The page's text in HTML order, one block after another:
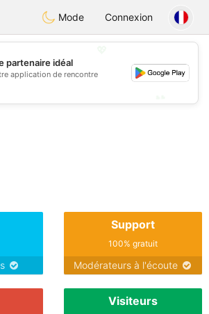
SvenskaDating
Mode Connexion
💕
partenaire idéal
application de rencontre
Support
100% gratuit
Modérateurs à l'écoute
Visiteurs